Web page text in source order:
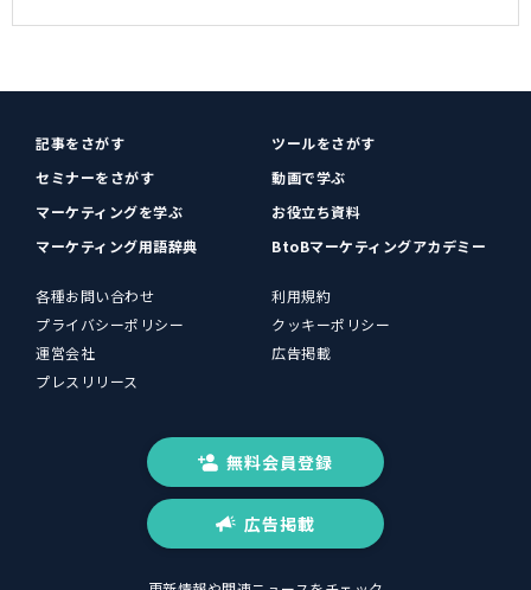
記事をさがす
ツールをさがす
セミナーをさがす
動画で学ぶ
マーケティングを学ぶ
お役立ち資料
マーケティング用語辞典
BtoBマーケティングアカデミー
各種お問い合わせ
利用規約
プライバシーポリシー
クッキーポリシー
運営会社
広告掲載
プレスリリース
無料会員登録
広告掲載